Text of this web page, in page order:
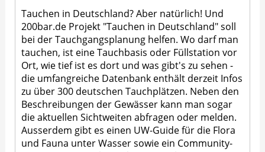
Tauchen in Deutschland? Aber natürlich! Und
200bar.de Projekt "Tauchen in Deutschland" soll
bei der Tauchgangsplanung helfen. Wo darf man
tauchen, ist eine Tauchbasis oder Füllstation vor
Ort, wie tief ist es dort und was gibt's zu sehen -
die umfangreiche Datenbank enthält derzeit Infos
zu über 300 deutschen Tauchplätzen. Neben den
Beschreibungen der Gewässer kann man sogar
die aktuellen Sichtweiten abfragen oder melden.
Ausserdem gibt es einen UW-Guide für die Flora
und Fauna unter Wasser sowie ein Community-